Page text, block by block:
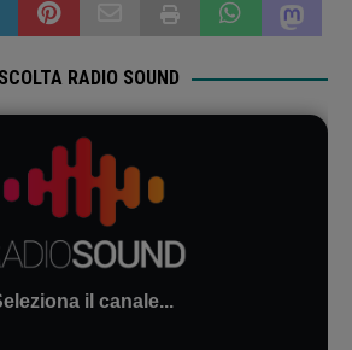
RADIO SOUND
il canale...